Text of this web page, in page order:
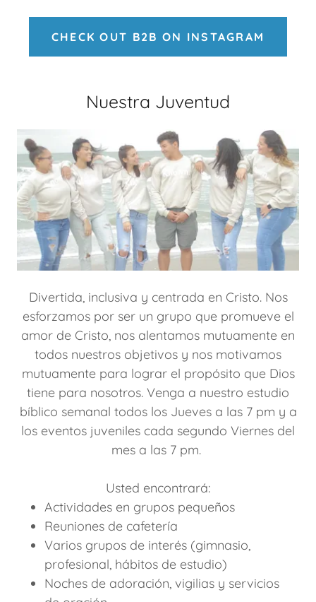
CHECK OUT B2B ON INSTAGRAM
Nuestra Juventud
Divertida, inclusiva y centrada en Cristo. Nos
esforzamos por ser un grupo que promueve el
amor de Cristo, nos alentamos mutuamente en
todos nuestros objetivos y nos motivamos
mutuamente para lograr el propósito que Dios
tiene para nosotros. Venga a nuestro estudio
bíblico semanal todos los Jueves a las 7 pm y a
los eventos juveniles cada segundo Viernes del
mes a las 7 pm.
Usted encontrará:
Actividades en grupos pequeños
Reuniones de cafetería
Varios grupos de interés (gimnasio,
profesional, hábitos de estudio)
Noches de adoración, vigilias y servicios